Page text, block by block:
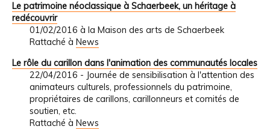
Le patrimoine néoclassique à Schaerbeek, un héritage à
redécouvrir
01/02/2016 à la Maison des arts de Schaerbeek
Rattaché à News
Le rôle du carillon dans l'animation des communautés locales
22/04/2016 - Journée de sensibilisation à l'attention des
animateurs culturels, professionnels du patrimoine,
propriétaires de carillons, carillonneurs et comités de
soutien, etc.
Rattaché à News